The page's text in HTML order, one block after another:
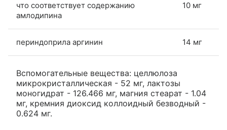
что соответствует содержанию
амлодипина
10 мг
периндоприла аргинин 14 мг
Вспомогательные вещества: целлюлоза
микрокристаллическая - 52 мг, лактозы
моногидрат - 126.466 мг, магния стеарат - 1.04
мг, кремния диоксид коллоидный безводный -
0.624 мг.